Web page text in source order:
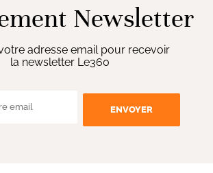
Newsletter
adresse email pour recevoir
la newsletter Le360
ENVOYER